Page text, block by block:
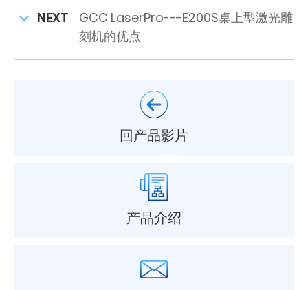
NEXT
GCC LaserPro---E200S桌上型激光雕
刻机的优点
回产品影片
产品介绍